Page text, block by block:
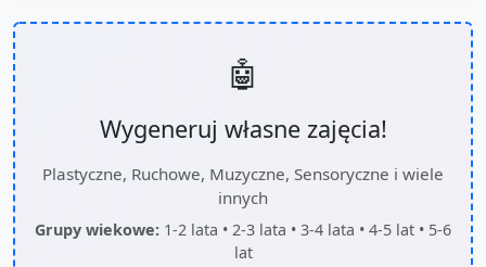
🤖
Wygeneruj własne zajęcia!
Plastyczne, Ruchowe, Muzyczne, Sensoryczne i wiele
innych
Grupy wiekowe: 1-2 lata • 2-3 lata • 3-4 lata • 4-5 lat • 5-6
lat